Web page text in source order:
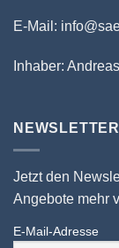
E-Mail:
Inhaber:
NEWSLETTER
Jetzt den
Angebote mehr
E-Mail-Adresse